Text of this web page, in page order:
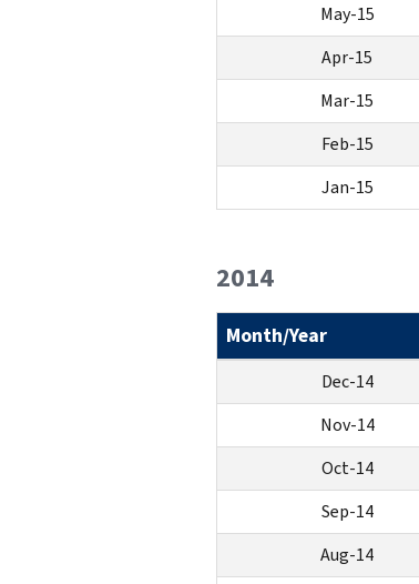
May-15
Apr-15
Mar-15
Feb-15
Jan-15
2014
Month/Year
Dec-14
Nov-14
Oct-14
Sep-14
Aug-14